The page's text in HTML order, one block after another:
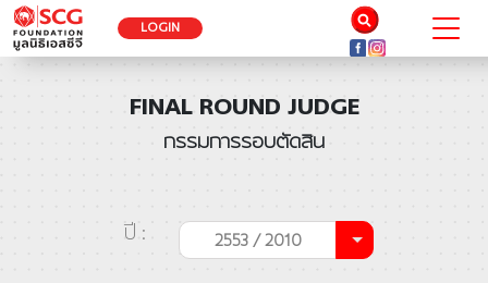
LOGIN
FINAL ROUND JUDGE
กรรมการรอบตัดสิน
ปี : 2553 / 2010